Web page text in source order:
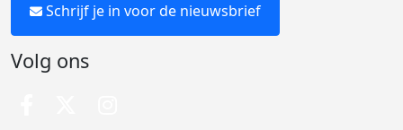
Schrijf je in voor de nieuwsbrief
Volg ons